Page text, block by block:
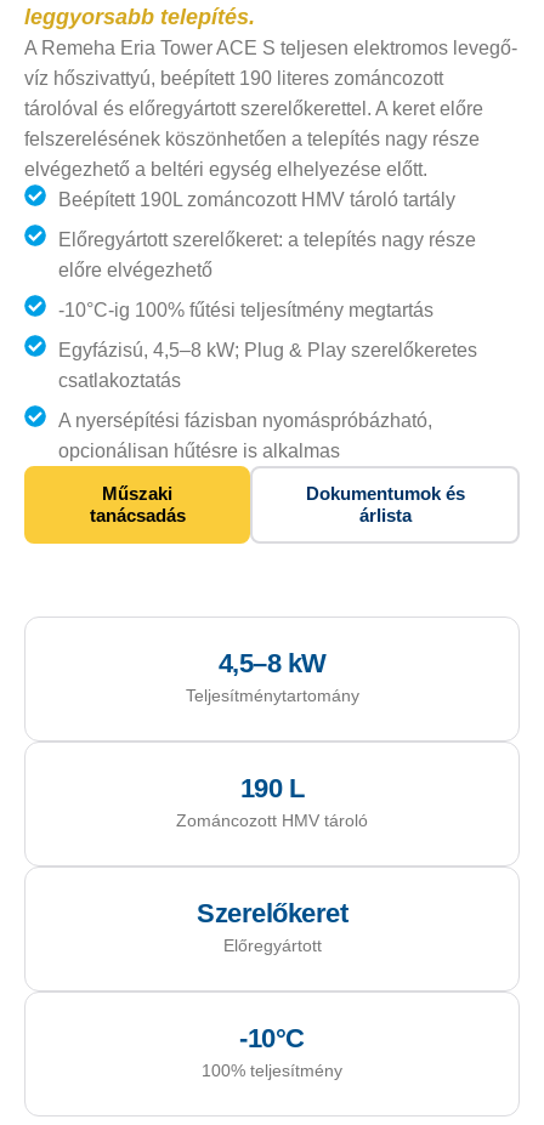
leggyorsabb telepítés.
A Remeha Eria Tower ACE S teljesen elektromos levegő-
víz hőszivattyú, beépített 190 literes zománcozott
tárolóval és előregyártott szerelőkerettel. A keret előre
felszerelésének köszönhetően a telepítés nagy része
elvégezhető a beltéri egység elhelyezése előtt.
Beépített 190L zománcozott HMV tároló tartály
Előregyártott szerelőkeret: a telepítés nagy része
előre elvégezhető
-10°C-ig 100% fűtési teljesítmény megtartás
Egyfázisú, 4,5–8 kW; Plug & Play szerelőkeretes
csatlakoztatás
A nyersépítési fázisban nyomáspróbázható,
opcionálisan hűtésre is alkalmas
Műszaki
tanácsadás
Dokumentumok és
árlista
4,5–8 kW
Teljesítménytartomány
190 L
Zománcozott HMV tároló
Szerelőkeret
Előregyártott
-10°C
100% teljesítmény